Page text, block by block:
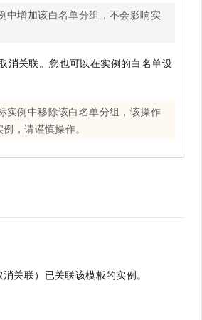
中增加该白名单分组，不会影响实
消关联。您也可以在实例的白名单设
实例中移除该白名单分组，该操作
，请谨慎操作。
关联）已关联该模板的实例。